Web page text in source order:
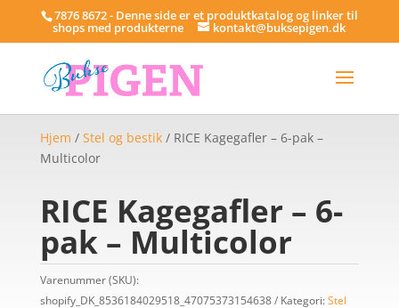
7876 8672 - Denne side er et produktkatalog og linker til
shops med produkterne kontakt@buksepigen.dk
Hjem / Stel og bestik/ RICE Kagegafler – 6-pak –
Multicolor
RICE Kagegafler – 6-
pak – Multicolor
Varenummer (SKU):
shopify_DK_8536184029518_47075373154638
Kategori:Stel